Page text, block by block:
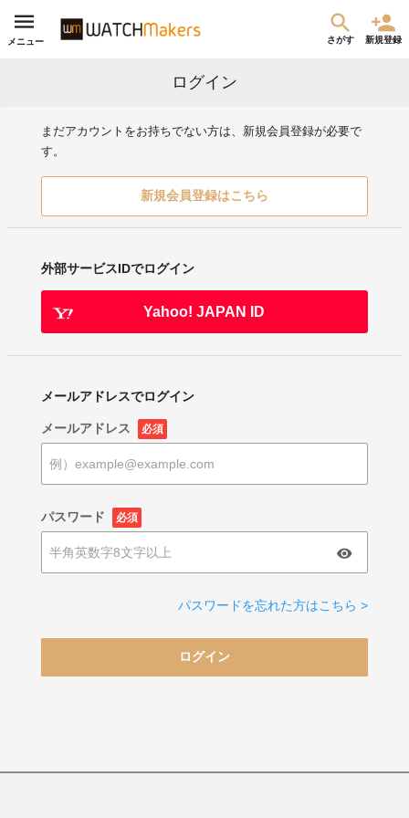
メニュー さがす 新規登録
ログイン
まだアカウントをお持ちでない方は、新規会員登録が必要で
す。
新規会員登録はこちら
外部サービスIDでログイン
Yahoo! JAPAN ID
メールアドレスでログイン
メールアドレス 必須
パスワード 必須
パスワードを忘れた方はこちら >
ログイン